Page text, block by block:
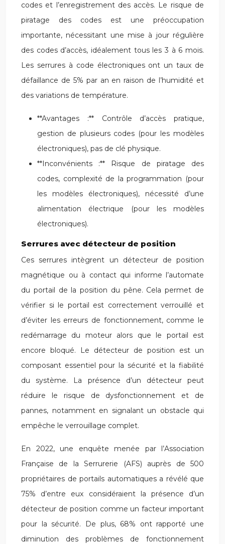
codes et l’enregistrement des accès. Le risque de
piratage des codes est une préoccupation
importante, nécessitant une mise à jour régulière
des codes d’accès, idéalement tous les 3 à 6 mois.
Les serrures à code électroniques ont un taux de
défaillance de 5% par an en raison de l’humidité et
des variations de température.
**Avantages :** Contrôle d’accès pratique,
gestion de plusieurs codes (pour les modèles
électroniques), pas de clé physique.
**Inconvénients :** Risque de piratage des
codes, complexité de la programmation (pour
les modèles électroniques), nécessité d’une
alimentation électrique (pour les modèles
électroniques).
Serrures avec détecteur de position
Ces serrures intègrent un détecteur de position
magnétique ou à contact qui informe l’automate
du portail de la position du pêne. Cela permet de
vérifier si le portail est correctement verrouillé et
d’éviter les erreurs de fonctionnement, comme le
redémarrage du moteur alors que le portail est
encore bloqué. Le détecteur de position est un
composant essentiel pour la sécurité et la fiabilité
du système. La présence d’un détecteur peut
réduire le risque de dysfonctionnement et de
pannes, notamment en signalant un obstacle qui
empêche le verrouillage complet.
En 2022, une enquête menée par l’Association
Française de la Serrurerie (AFS) auprès de 500
propriétaires de portails automatiques a révélé que
75% d’entre eux considéraient la présence d’un
détecteur de position comme un facteur important
pour la sécurité. De plus, 68% ont rapporté une
diminution des problèmes de fonctionnement